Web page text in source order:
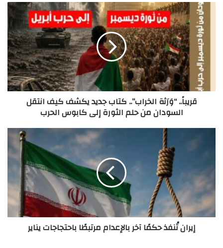
قريباً..
“وَرَثة
الخراب”..
كتاب
جديد
يكشف
كيف
انتقل
السودان
إلى
الحرب
قريباً.. “وَرَثة الخراب”.. كتاب جديد يكشف كيف انتقل
السودان من حلم الثورة إلى كابوس الحرب
حكمًا
آخر
بالإعدام
مرتبطًا
باحتجاجات
يناير
إيران تُنفذ حكمًا آخر بالإعدام مرتبطًا باحتجاجات يناير